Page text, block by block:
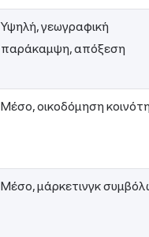
Υψηλή, γεωγραφική
παράκαμψη, απόξεση
Μέσο, οικοδόμηση
Μέσο, μάρκετινγκ